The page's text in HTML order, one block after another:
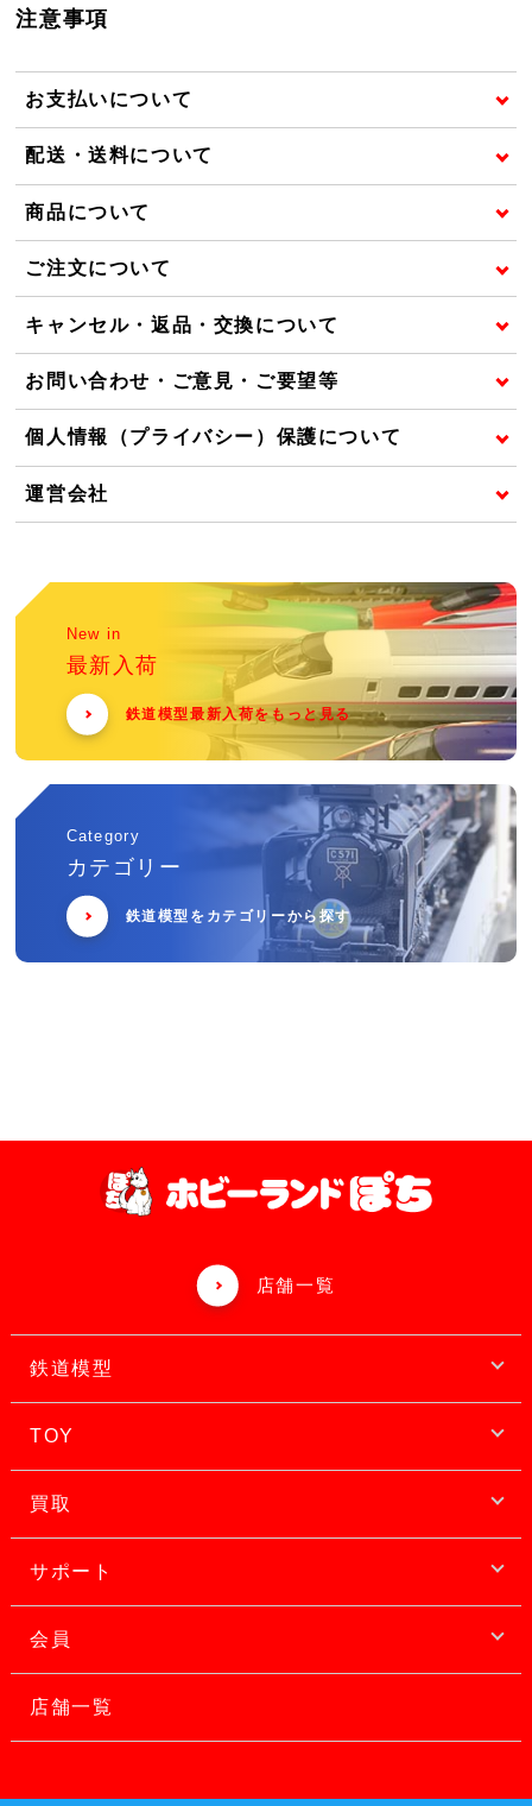
注意事項
お支払いについて
配送・送料について
商品について
ご注文について
キャンセル・返品・交換について
お問い合わせ・ご意見・ご要望等
個人情報（プライバシー）保護について
運営会社
New in
最新入荷
鉄道模型最新入荷をもっと見る
Category
カテゴリー
鉄道模型をカテゴリーから探す
店舗一覧
鉄道模型
TOY
買取
サポート
会員
店舗一覧